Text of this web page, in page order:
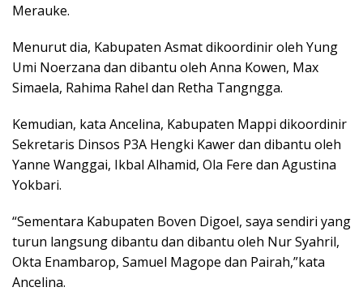
Merauke.
Menurut dia, Kabupaten Asmat dikoordinir oleh Yung
Umi Noerzana dan dibantu oleh Anna Kowen, Max
Simaela, Rahima Rahel dan Retha Tangngga.
Kemudian, kata Ancelina, Kabupaten Mappi dikoordinir
Sekretaris Dinsos P3A Hengki Kawer dan dibantu oleh
Yanne Wanggai, Ikbal Alhamid, Ola Fere dan Agustina
Yokbari.
“Sementara Kabupaten Boven Digoel, saya sendiri yang
turun langsung dibantu dan dibantu oleh Nur Syahril,
Okta Enambarop, Samuel Magope dan Pairah,”kata
Ancelina.